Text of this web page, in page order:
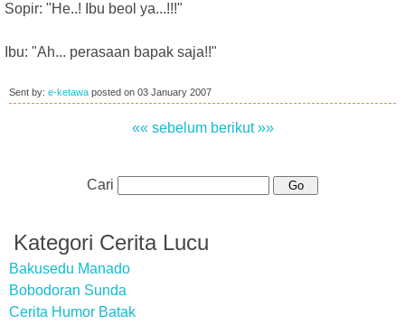
Sopir: "He..! Ibu beol ya...!!!"
Ibu: "Ah... perasaan bapak saja!!"
Sent by: e-ketawa posted on 03 January 2007
«« sebelum berikut »»
Cari
Kategori Cerita Lucu
Bakusedu Manado
Bobodoran Sunda
Cerita Humor Batak